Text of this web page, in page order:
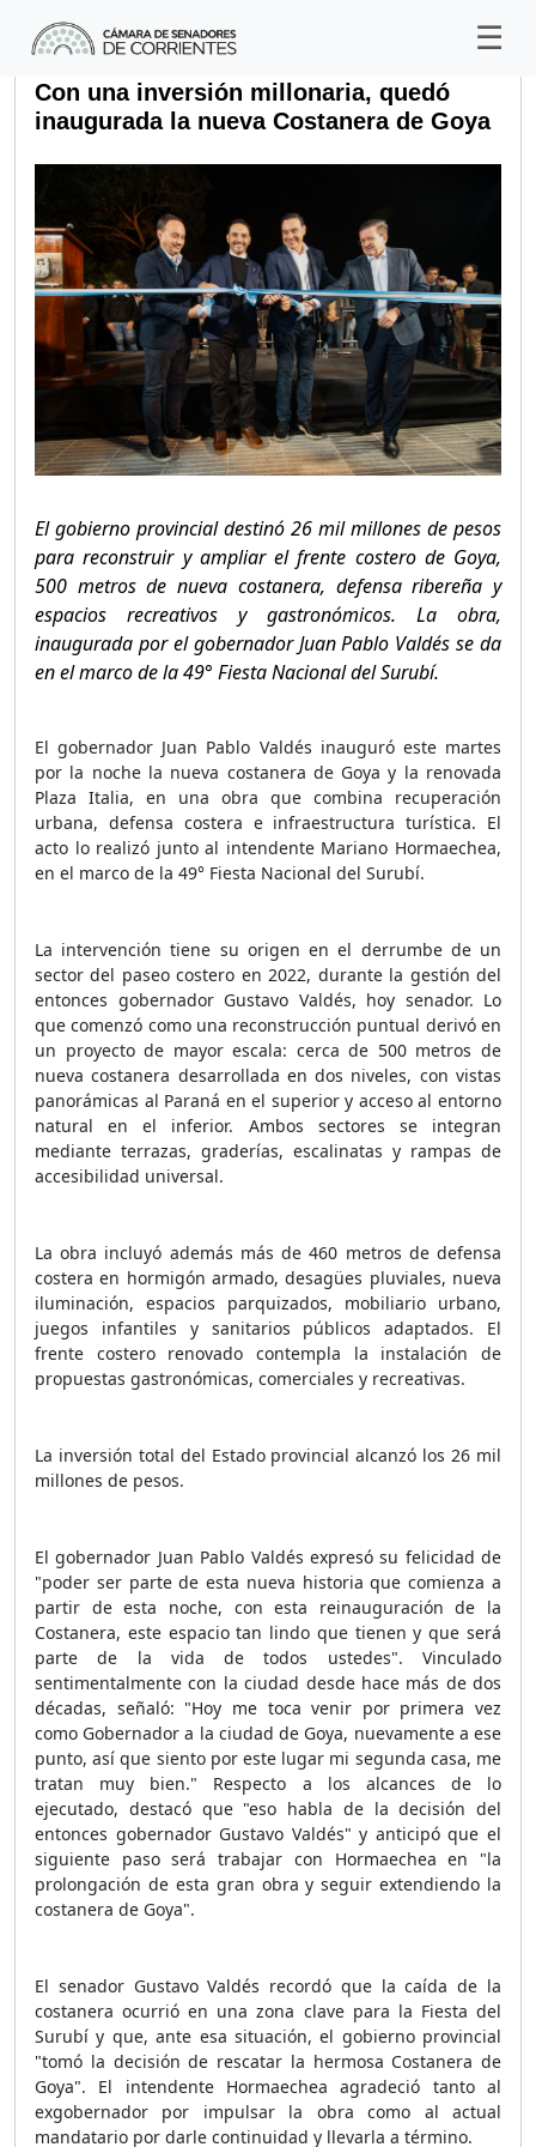
Con una inversión millonaria, quedó
inaugurada la nueva Costanera de Goya
El gobierno provincial destinó 26 mil millones de pesos
para reconstruir y ampliar el frente costero de Goya,
500 metros de nueva costanera, defensa ribereña y
espacios recreativos y gastronómicos. La obra,
inaugurada por el gobernador Juan Pablo Valdés se da
en el marco de la 49° Fiesta Nacional del Surubí.
El gobernador Juan Pablo Valdés inauguró este martes
por la noche la nueva costanera de Goya y la renovada
Plaza Italia, en una obra que combina recuperación
urbana, defensa costera e infraestructura turística. El
acto lo realizó junto al intendente Mariano Hormaechea,
en el marco de la 49° Fiesta Nacional del Surubí.
La intervención tiene su origen en el derrumbe de un
sector del paseo costero en 2022, durante la gestión del
entonces gobernador Gustavo Valdés, hoy senador. Lo
que comenzó como una reconstrucción puntual derivó en
un proyecto de mayor escala: cerca de 500 metros de
nueva costanera desarrollada en dos niveles, con vistas
panorámicas al Paraná en el superior y acceso al entorno
natural en el inferior. Ambos sectores se integran
mediante terrazas, graderías, escalinatas y rampas de
accesibilidad universal.
La obra incluyó además más de 460 metros de defensa
costera en hormigón armado, desagües pluviales, nueva
iluminación, espacios parquizados, mobiliario urbano,
juegos infantiles y sanitarios públicos adaptados. El
frente costero renovado contempla la instalación de
propuestas gastronómicas, comerciales y recreativas.
La inversión total del Estado provincial alcanzó los 26 mil
millones de pesos.
El gobernador Juan Pablo Valdés expresó su felicidad de
"poder ser parte de esta nueva historia que comienza a
partir de esta noche, con esta reinauguración de la
Costanera, este espacio tan lindo que tienen y que será
parte de la vida de todos ustedes". Vinculado
sentimentalmente con la ciudad desde hace más de dos
décadas, señaló: "Hoy me toca venir por primera vez
como Gobernador a la ciudad de Goya, nuevamente a ese
punto, así que siento por este lugar mi segunda casa, me
tratan muy bien." Respecto a los alcances de lo
ejecutado, destacó que "eso habla de la decisión del
entonces gobernador Gustavo Valdés" y anticipó que el
siguiente paso será trabajar con Hormaechea en "la
prolongación de esta gran obra y seguir extendiendo la
costanera de Goya".
El senador Gustavo Valdés recordó que la caída de la
costanera ocurrió en una zona clave para la Fiesta del
Surubí y que, ante esa situación, el gobierno provincial
"tomó la decisión de rescatar la hermosa Costanera de
Goya". El intendente Hormaechea agradeció tanto al
exgobernador por impulsar la obra como al actual
mandatario por darle continuidad y llevarla a término.